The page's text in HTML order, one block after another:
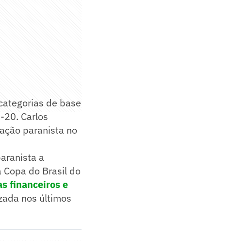
de base
20. Carlos
paranista no
a
Copa do Brasil do
financeiros e
nos últimos